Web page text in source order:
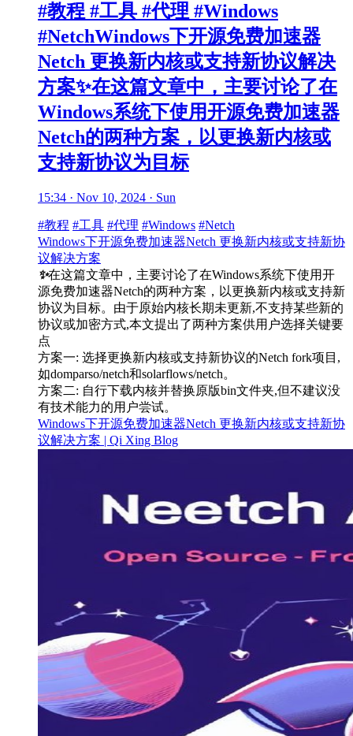
#教程 #工具 #代理 #Windows
#NetchWindows下开源免费加速器
Netch 更换新内核或支持新协议解决
方案✨在这篇文章中，主要讨论了在
Windows系统下使用开源免费加速器
Netch的两种方案，以更换新内核或
支持新协议为目标
15:34 · Nov 10, 2024 · Sun
#教程 #工具 #代理 #Windows #Netch
Windows下开源免费加速器Netch 更换新内核或支持新协
议解决方案
✨在这篇文章中，主要讨论了在Windows系统下使用开
源免费加速器Netch的两种方案，以更换新内核或支持新
协议为目标。由于原始内核长期未更新,不支持某些新的
协议或加密方式,本文提出了两种方案供用户选择关键要
点
方案一: 选择更换新内核或支持新协议的Netch fork项目,
如domparso/netch和solarflows/netch。
方案二: 自行下载内核并替换原版bin文件夹,但不建议没
有技术能力的用户尝试。
Windows下开源免费加速器Netch 更换新内核或支持新协
议解决方案 | Qi Xing Blog